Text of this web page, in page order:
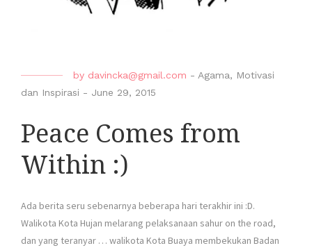
by davincka@gmail.com - Agama, Motivasi
dan Inspirasi - June 29, 2015
Peace Comes from
Within :)
Ada berita seru sebenarnya beberapa hari terakhir ini :D.
Walikota Kota Hujan melarang pelaksanaan sahur on the road,
dan yang teranyar … walikota Kota Buaya membekukan Badan